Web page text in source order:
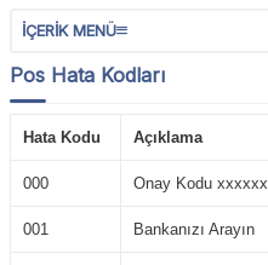
İÇERIK MENÜ
Pos Hata Kodları
Hata Kodu Açıklama
000 Onay Kodu xxxxxx
001 Bankanızı Arayın